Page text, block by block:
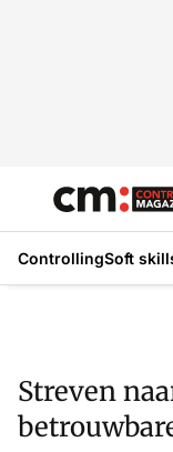
ControllingSoft
Streven